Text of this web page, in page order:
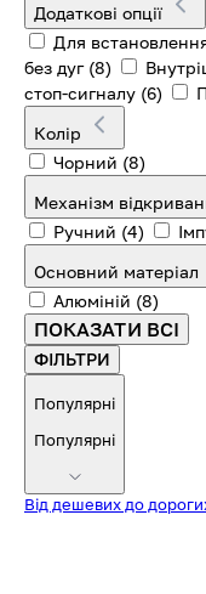
Додаткові опції
Для
без дуг (8)
стоп-сигналу (6)
Колір
Чорний (8)
Механізм
Ручний (4)
Основний матеріал
Алюміній (8)
ПОКАЗАТИ ВСІ
ФІЛЬТРИ
Популярні
Популярні
Від дешевих до